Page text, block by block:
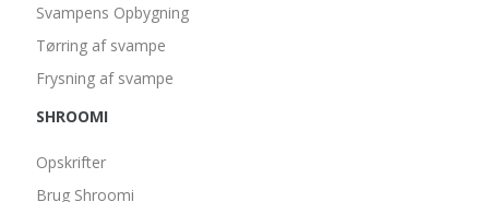
Svampens Opbygning
Tørring af svampe
Frysning af svampe
SHROOMI
Opskrifter
Brug Shroomi